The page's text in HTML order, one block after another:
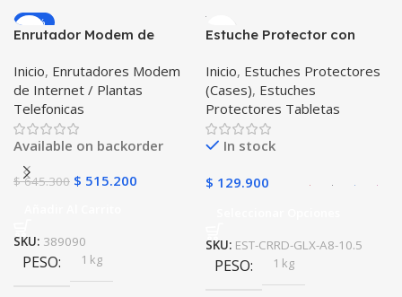
COLOR Negro COLOR
Negro Azul ,Verde
Azul Oscuro
-20%
Enrutador Modem de
Libre Todo Operador 4G
LTE SIMCARD
Inicio, Enrutadores Modem
de Internet / Plantas
Telefonicas
Available on backorder
$645.300 $ 515.200
SKU: 389090
PESO 1 kg
Estuche Protector con
Tablet Samsung Galaxy
Tab A8 10.5 2021 – 2022
SM-x200 SM-x205 Anti
golpes con soporte
Inicio, Estuches Protectores
(Cases), Estuches
Protectores Tabletas
In stock
$ 129.900
SKU: EST-CRRD-GLX-A8-10.5
PESO 1 kg